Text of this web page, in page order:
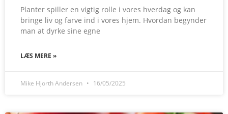
Planter spiller en vigtig rolle i vores hverdag og kan
bringe liv og farve ind i vores hjem. Hvordan begynder
man at dyrke sine egne
LÆS MERE »
Mike Hjorth Andersen 16/05/2025